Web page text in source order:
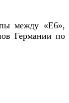
между «E6»,
Германии по